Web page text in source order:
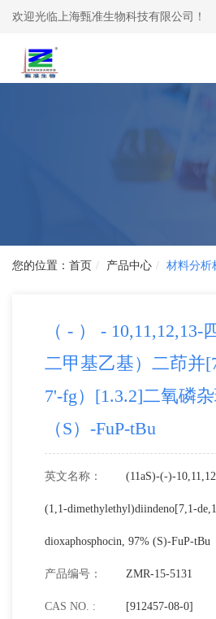
欢迎光临上海甄准生物科技有限公司！
首页 产品中心 材料分析
（ - ） - 10,11,12,13-
二甲基乙基）二茚并
7'-fg）[1.3.2]二氧磷
（S）-FuP-tBu
英文名称： (11aS)-(-)-
(1,1-dimethylethyl)diindeno[7,1-
dioxaphosphocin, 97% (S)-FuP-tBu
产品编号： ZMR-15-5131
CAS NO. : [912457-08-0]